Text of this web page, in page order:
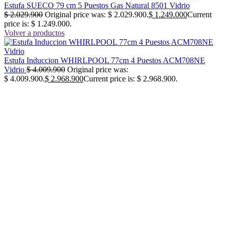
Estufa SUECO 79 cm 5 Puestos Gas Natural 8501 Vidrio
$2.029.900 Original price was: $ 2.029.900.$ 1.249.000Current
price is: $ 1.249.000.
Volver a productos
Estufa Induccion WHIRLPOOL 77cm 4 Puestos ACM708NE
Vidrio $4.009.900 Original price was:
$ 4.009.900.$ 2.968.900Current price is: $ 2.968.900.